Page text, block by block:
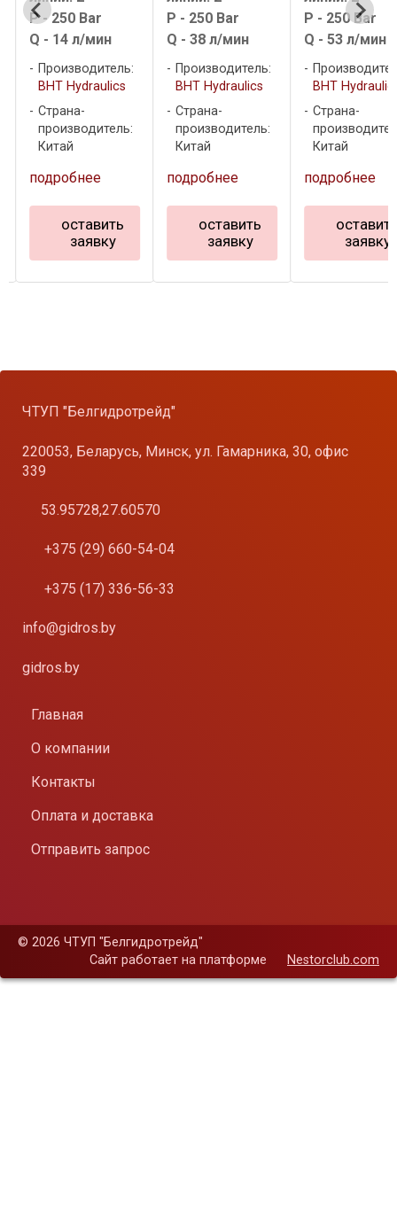
P - 250 Bar
Q - 38 л/мин
Производитель:
BHT Hydraulics
Страна-
производитель:
Китай
подробнее
оставить
заявку
P - 250 Bar
Q - 53 л/мин
Производитель:
BHT Hydraulics
Страна-
производитель:
Китай
подробнее
оставить
заявку
P - 250 Bar
Q - 19 л/мин
BHT
Страна-
Китай
подробнее
заявку
ЧТУП "Белгидротрейд"
220053, Беларусь, Минск, ул. Гамарника, 30, офис
339
53.95728,27.60570
+375 (29) 660-54-04
+375 (17) 336-56-33
info@gidros.by
gidros.by
Главная
О компании
Контакты
Оплата и доставка
Отправить запрос
© 2026 ЧТУП "Белгидротрейд"
Сайт работает на платформе
Nestorclub.com